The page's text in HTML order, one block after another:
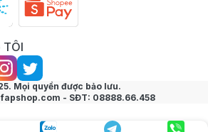
TÔI
Mọi quyền được bảo lưu.
- SĐT: 08888.66.458